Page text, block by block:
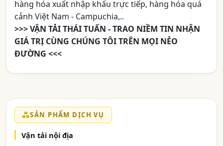
hàng hóa xuất nhập khẩu trực tiếp, hàng hóa quá
cảnh Việt Nam - Campuchia,..
>>>VẬN TẢI THÁI TUẤN - TRAO NIỀM TIN NHẬN
GIÁ TRỊ CÙNG CHÚNG TÔI TRÊN MỌI NẺO
ĐƯỜNG <<<
SẢN PHẨM DỊCH VỤ
Vận tải nội địa